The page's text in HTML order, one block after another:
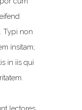
Typi non
insitam;
in iis qui